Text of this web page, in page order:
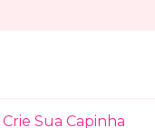
Crie Sua Capinha